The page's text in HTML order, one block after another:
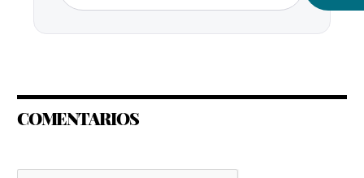
COMENTARIOS